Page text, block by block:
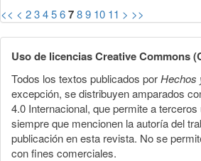
<< < 23456789 10 11 > >>
Uso de licencias Creative Commons
Todos los textos publicados porHechos
excepción, se distribuyen amparados
4.0 Internacional, que permite a
siempre que mencionen la autoría del
publicación en esta revista. No se
con fines comerciales.